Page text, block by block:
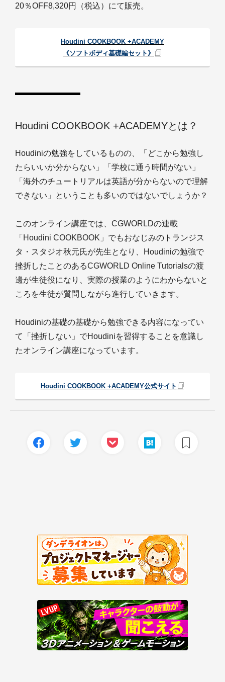
20％OFF8,320円（税込）にて販売。
Houdini COOKBOOK +ACADEMY
《ソフトボディ基礎編セット》
Houdini COOKBOOK +ACADEMYとは？
Houdiniの勉強をしているものの、「どこから勉強し
たらいいか分からない」「学校に通う時間がない」
「海外のチュートリアルは英語が分からないので理解
できない」ということも多いのではないでしょうか？
このオンライン講座では、CGWORLDの連載
「Houdini COOKBOOK」でもおなじみのトランジス
タ・スタジオ秋元氏が先生となり、Houdiniの勉強で
挫折したことのあるCGWORLD Online Tutorialsの渡
邊が生徒役になり、実際の授業のようにわからないと
ころを生徒が質問しながら進行していきます。
Houdiniの基礎の基礎から勉強できる内容になってい
て「挫折しない」でHoudiniを習得することを意識し
たオンライン講座になっています。
Houdini COOKBOOK +ACADEMY公式サイト